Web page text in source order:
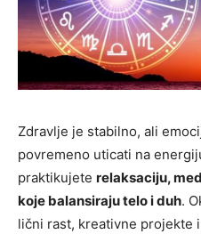
Zdravlje je stabilno, ali
povremeno uticati na
praktikujete relaksaciju,
koje balansiraju telo i duh.
lični rast, kreativne projekte